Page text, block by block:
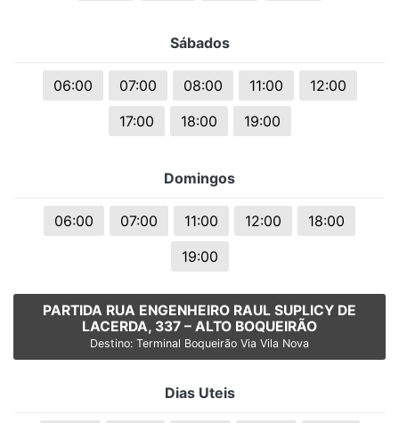
Sábados
06:00 07:00 08:00 11:00
12:00
17:00
18:00 19:00
Domingos
06:00 07:00 11:00 12:00
18:00
19:00
PARTIDA RUA ENGENHEIRO RAUL SUPLICY DE
LACERDA, 337 – ALTO BOQUEIRÃO
Destino: Terminal Boqueirão Via Vila Nova
Dias Uteis